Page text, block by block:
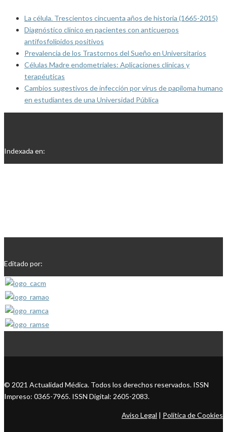
La célula. Trescientos cincuenta años de historia (1665-2015)
Diagnóstico clínico en pacientes con anticuerpos
antifosfolípidos positivos
Prevalencia de los Trastornos del Sueño en Universitarios
Células Madre endometriales: Aplicaciones clínicas y
terapéuticas
Cambios sugestivos de infección por virus de papiloma humano
en estudiantes de una Universidad Pública
Indexada en:
Editado por:
© 2021 Actualidad Médica. Todos los derechos reservados. ISSN
Impreso: 0365-7965. ISSN Digital: 2605-2083.
Aviso Legal | Política de Cookies